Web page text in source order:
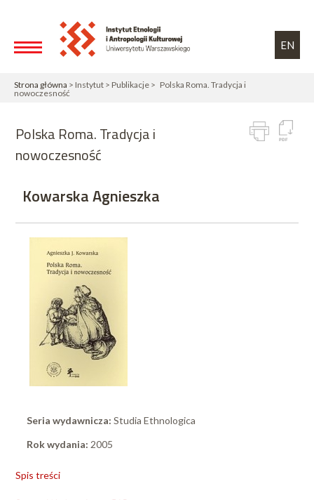
EN
Strona główna > Instytut > Publikacje > Polska Roma. Tradycja i
nowoczesność
Polska Roma. Tradycja i
nowoczesność
Kowarska Agnieszka
Seria wydawnicza: Studia Ethnologica
Rok wydania: 2005
Spis treści